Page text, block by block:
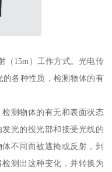
（15m）工作方式。光电传
各种性质，检测物体的有
检测物体的有无和表面状态
光的投光部和接受光线的
不同而被遮掩或反射，到
测出这种变化，并转换为